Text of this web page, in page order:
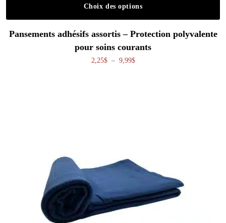
Choix des options
Pansements adhésifs assortis – Protection polyvalente
pour soins courants
2,25$ – 9,99$Plage de prix : 2,25$ à 9,99$